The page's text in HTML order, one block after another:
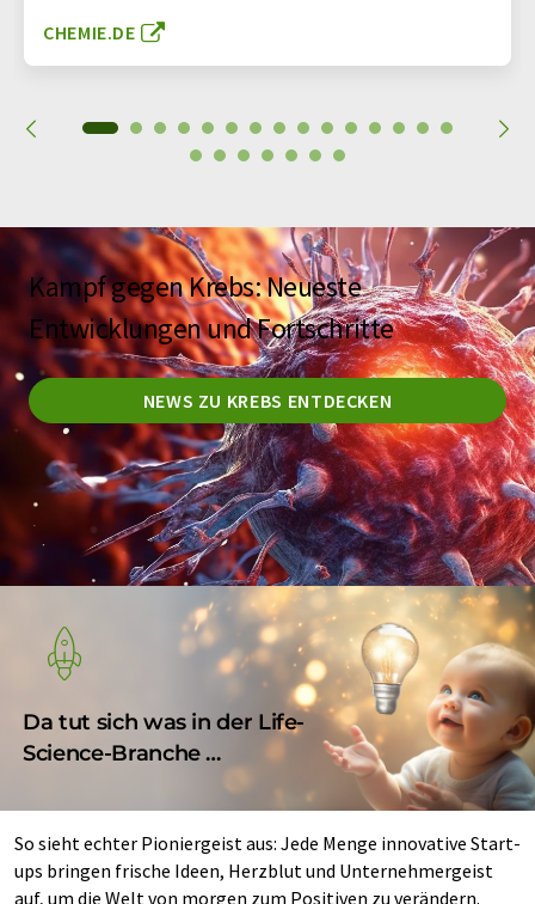
CHEMIE.DE
Kampf gegen Krebs: Neueste
Entwicklungen und Fortschritte
NEWS ZU KREBS ENTDECKEN
Da tut sich was in der Life-
Science-Branche …
So sieht echter Pioniergeist aus: Jede Menge innovative Start-
ups bringen frische Ideen, Herzblut und Unternehmergeist
auf, um die Welt von morgen zum Positiven zu verändern.